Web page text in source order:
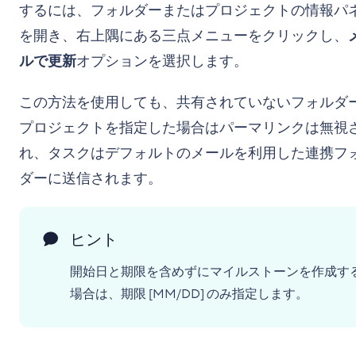
するには、フォルダーまたはプロジェクトの情報パ
を開き、右上隅にある三点メニューをクリックし、
ルで更新オプションを選択します。
この方法を使用しても、共有されていないフォルダ
プロジェクトを指定した場合はパーマリンクは無視
れ、タスクはデフォルトのメールを利用した連携フ
ダーに送信されます。
ヒント
開始日と期限を含めずにマイルストーンを作成す
場合は、期限 [MM/DD] のみ指定します。